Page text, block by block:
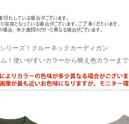
リーズ！クルーネックカーディガン
！使いやすいカラーから映え色カラーまで